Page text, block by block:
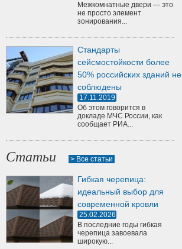
Межкомнатные двери — это
не просто элемент
зонирования...
Стандарты
сейсмостойкости более
50% российских зданий не
соблюдены
17.11.2019
Об этом говорится в
докладе МЧС России, как
сообщает РИА...
Статьи > Все статьи
Гибкая черепица:
идеальный выбор для
современной кровли
25.02.2026
В последние годы гибкая
черепица завоевала
широкую...